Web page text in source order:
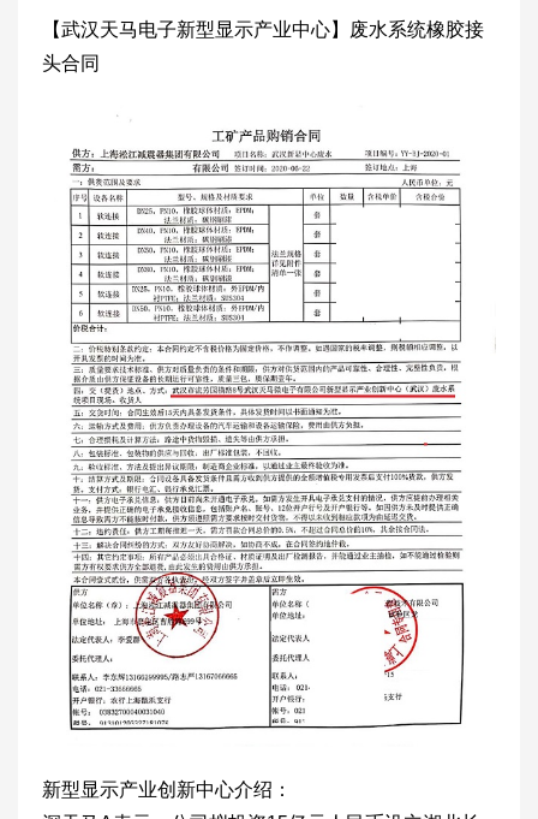
【武汉天马电子新型显示产业中心】废水系统橡胶接
头合同
新型显示产业创新中心介绍：